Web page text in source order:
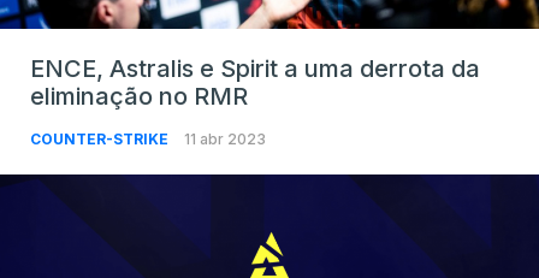
ENCE, Astralis e Spirit a uma derrota da
eliminação no RMR
COUNTER-STRIKE 11 abr 2023